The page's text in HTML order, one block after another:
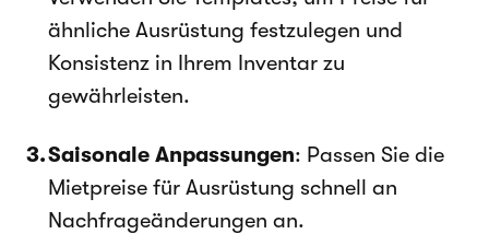
ähnliche Ausrüstung festzulegen und
Konsistenz in Ihrem Inventar zu
gewährleisten.
Saisonale Anpassungen: Passen Sie die
Mietpreise für Ausrüstung schnell an
Nachfrageänderungen an.